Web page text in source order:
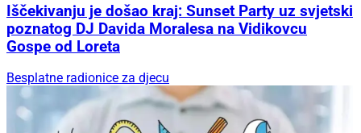
Iščekivanju je došao kraj: Sunset Party uz svjetski
poznatog DJ Davida Moralesa na Vidikovcu
Gospe od Loreta
Besplatne radionice za djecu